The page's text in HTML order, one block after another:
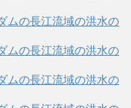
ムの長江流域の洪水の
ムの長江流域の洪水の
ムの長江流域の洪水の